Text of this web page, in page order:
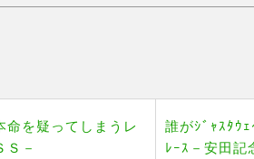
命を疑ってしまうレ
Ｓ－
誰がｼﾞｬｽﾀｳ
ﾚｰｽ－安田記